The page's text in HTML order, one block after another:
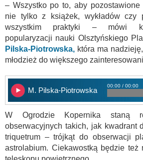
– Wszystko po to, aby pozostawione
nie tylko z książek, wykładów czy
wszystkim praktyki – mówi
popularyzacji nauki Olsztyńskiego
Pilska-Piotrowska, która ma
młodzież do większego
M. Pilska-Piotrowska
00:00 / 00:00
W Ogrodzie Kopernika staną
obserwacyjnych takich, jak kwadrant
triquetrum – trójkąt do obserwacji
astrolabium. Ciekawostką będzie też